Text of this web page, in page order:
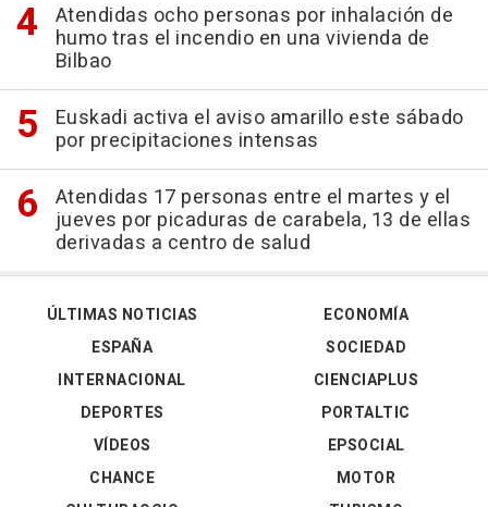
Atendidas ocho personas por inhalación de
humo tras el incendio en una vivienda de
Bilbao
Euskadi activa el aviso amarillo este sábado
por precipitaciones intensas
Atendidas 17 personas entre el martes y el
jueves por picaduras de carabela, 13 de ellas
derivadas a centro de salud
ÚLTIMAS NOTICIAS
ESPAÑA
INTERNACIONAL
DEPORTES
VÍDEOS
ECONOMÍA
SOCIEDAD
CIENCIAPLUS
PORTALTIC
EPSOCIAL
CHANCE
MOTOR